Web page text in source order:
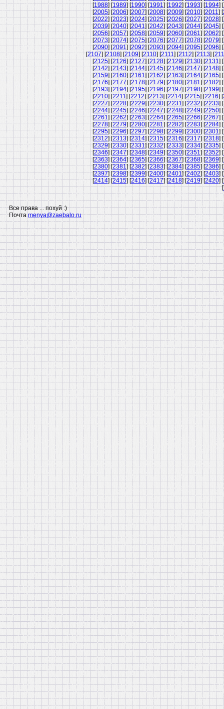
[1988] [1989] [1990] [1991] [1992] [1993] [1994] [
[2005] [2006] [2007] [2008] [2009] [2010] [2011] [
[2022] [2023] [2024] [2025] [2026] [2027] [2028] [
[2039] [2040] [2041] [2042] [2043] [2044] [2045] [
[2056] [2057] [2058] [2059] [2060] [2061] [2062] [
[2073] [2074] [2075] [2076] [2077] [2078] [2079] [
[2090] [2091] [2092] [2093] [2094] [2095] [2096] [
[2107] [2108] [2109] [2110] [2111] [2112] [2113] [
[2125] [2126] [2127] [2128] [2129] [2130] [2131] [
[2142] [2143] [2144] [2145] [2146] [2147] [2148] [
[2159] [2160] [2161] [2162] [2163] [2164] [2165] [
[2176] [2177] [2178] [2179] [2180] [2181] [2182] [
[2193] [2194] [2195] [2196] [2197] [2198] [2199] [
[2210] [2211] [2212] [2213] [2214] [2215] [2216] [
[2227] [2228] [2229] [2230] [2231] [2232] [2233] [
[2244] [2245] [2246] [2247] [2248] [2249] [2250] [
[2261] [2262] [2263] [2264] [2265] [2266] [2267] [
[2278] [2279] [2280] [2281] [2282] [2283] [2284] [
[2295] [2296] [2297] [2298] [2299] [2300] [2301] [
[2312] [2313] [2314] [2315] [2316] [2317] [2318] [
[2329] [2330] [2331] [2332] [2333] [2334] [2335] [
[2346] [2347] [2348] [2349] [2350] [2351] [2352] [
[2363] [2364] [2365] [2366] [2367] [2368] [2369] [
[2380] [2381] [2382] [2383] [2384] [2385] [2386] [
[2397] [2398] [2399] [2400] [2401] [2402] [2403] [
[2414] [2415] [2416] [2417] [2418] [2419] [2420] [
[
Все права ... похуй :)
Почта menya@zaebalo.ru